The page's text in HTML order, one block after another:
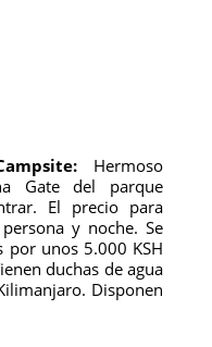
Hermoso
Gate del parque
El precio para
y noche. Se
por unos 5.000 KSH
duchas de agua
Disponen